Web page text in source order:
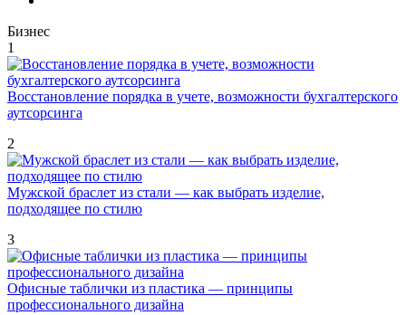
Бизнес
1
Восстановление порядка в учете, возможности бухгалтерского
аутсорсинга
2
Мужской браслет из стали — как выбрать изделие,
подходящее по стилю
3
Офисные таблички из пластика — принципы
профессионального дизайна